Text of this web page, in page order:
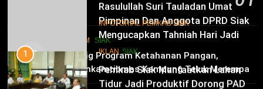
Pimpinan Dan Anggota DPRD Siak
Mengucapkan Tahniah Hari Jadi
Kabupaten Siak Ke-25 Tahun
IKLAN SIAK
11
02
HUKRIM SIAK
Dukung Program Ketahanan Pangan,
Bhabinkamtibmas Kampung Teluk Merempan
Tinjau Tanaman Jagung Waga
INFOTORIAL PEMKAB SIAK
Pemkab Siak Manfaatkan Lahan
Tidur Jadi Produktif Dorong PAD
dan Kesejahteraan Warga
INFOTORIAL PEMKAB SIAK SIAK